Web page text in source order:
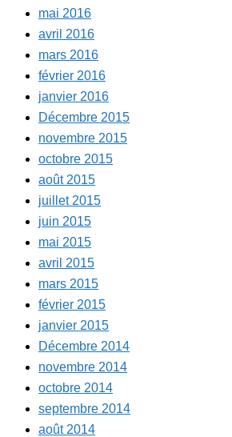
mai 2016
avril 2016
mars 2016
février 2016
janvier 2016
Décembre 2015
novembre 2015
octobre 2015
août 2015
juillet 2015
juin 2015
mai 2015
avril 2015
mars 2015
février 2015
janvier 2015
Décembre 2014
novembre 2014
octobre 2014
septembre 2014
août 2014